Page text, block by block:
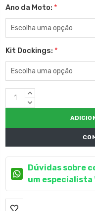
Ano da Moto: *
Kit Dockings: *
EstoqueQUANTIDADE
CRESCENTE:
QUANTIDADE
Dúvidas sobre
um especialista